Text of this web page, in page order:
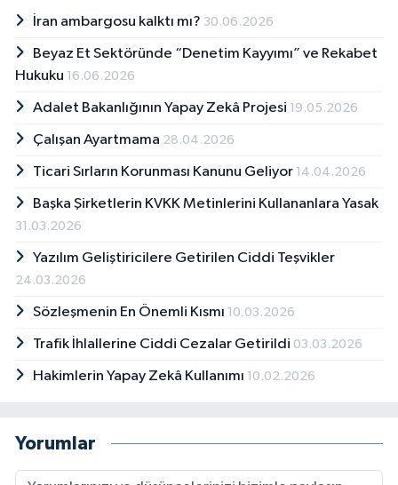
İran ambargosu kalktı mı? 30.06.2026
Beyaz Et Sektöründe “Denetim Kayyımı” ve Rekabet
Hukuku 16.06.2026
Adalet Bakanlığının Yapay Zekâ Projesi 19.05.2026
Çalışan Ayartmama 28.04.2026
Ticari Sırların Korunması Kanunu Geliyor 14.04.2026
Başka Şirketlerin KVKK Metinlerini Kullananlara Yasak
31.03.2026
Yazılım Geliştiricilere Getirilen Ciddi Teşvikler
24.03.2026
Sözleşmenin En Önemli Kısmı 10.03.2026
Trafik İhlallerine Ciddi Cezalar Getirildi 03.03.2026
Hakimlerin Yapay Zekâ Kullanımı 10.02.2026
Yorumlar